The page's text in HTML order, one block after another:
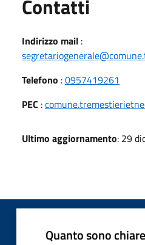
Contatti
Indirizzo mail :
Telefono :0957419261
PEC :
Ultimo aggiornamento: 29
Quanto sono